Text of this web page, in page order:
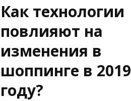
Как технологии
повлияют на
изменения в
шоппинге в 2019
году?